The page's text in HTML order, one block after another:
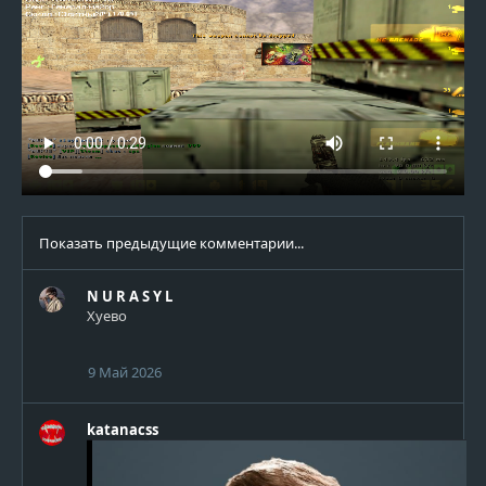
Показать предыдущие комментарии...
N U R A S Y L
Хуево
9 Май 2026
katanacss